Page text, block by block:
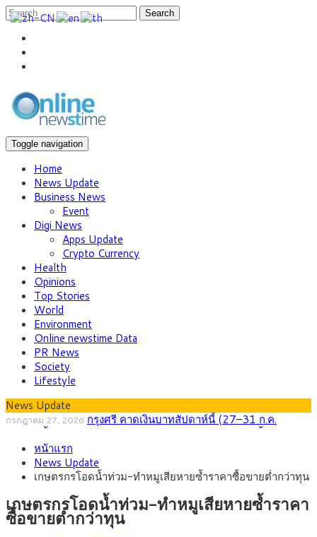
Search
Toggle navigation
Home
News Update
Business News
Event
Digi News
Apps Update
Crypto Currency
Health
Opinions
Top Stories
World
Environment
Online newstime Data
PR News
Society
Lifestyle
News Update
กรกฎาคม 27, 2026 กรุงศรี คาดเงินบาทสัปดาห์นี้ (27–31 ก.ค.
หน้ารถไฟฟ้าสงขลา โมโนเรล 12.54 กม. เชื่อมเมืองหาดใหญ่
สิงหาคม 4, 2026
หัวเพียง 2,618 บาท เสนอทบทวนจัดสรรงบให้สอดคล้องภาระงาน
จริง
สิงหาคม 3, 2026 กรุงศรี คาดเงินบาทสัปดาห์นี้ซื้อขายในกรอบ
33.00-33.60 ติดตามข้อมูลจ้างงานสหรัฐฯ
สิงหาคม 1, 2026
“เอกนิติ” เปิดเครื่องยนต์เศรษฐกิจใหม่ของไทย เดิน
หน้า 5 ยุทธศาสตร์ รื้อโครงสร้างเศรษฐกิจ ดันไทยโตเต็มศักยภาพ
กรกฎาคม 27, 2026 ภัยเงียบใกล้ตัวเด็ก LSD “แสตมป์เมา” ยาเสพติด
ลายการ์ตูน กรมศุลกากร เตือนผู้ปกครองเฝ้าระวัง หลังยึดล็อตใหญ่
จากเยอรมนี
หน้าแรก
News Update
เกษตรกรโอดน้ำท่วม-ทำหมูเสียหายซ้ำราคาซื้อขายต่ำกว่าทุน
เกษตรกรโอดน้ำท่วม-ทำหมูเสียหายซ้ำราคา
ซื้อขายต่ำกว่าทุน